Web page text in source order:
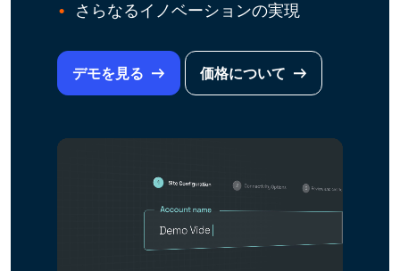
さらなるイノベーションの実現
デモを見る 価格について